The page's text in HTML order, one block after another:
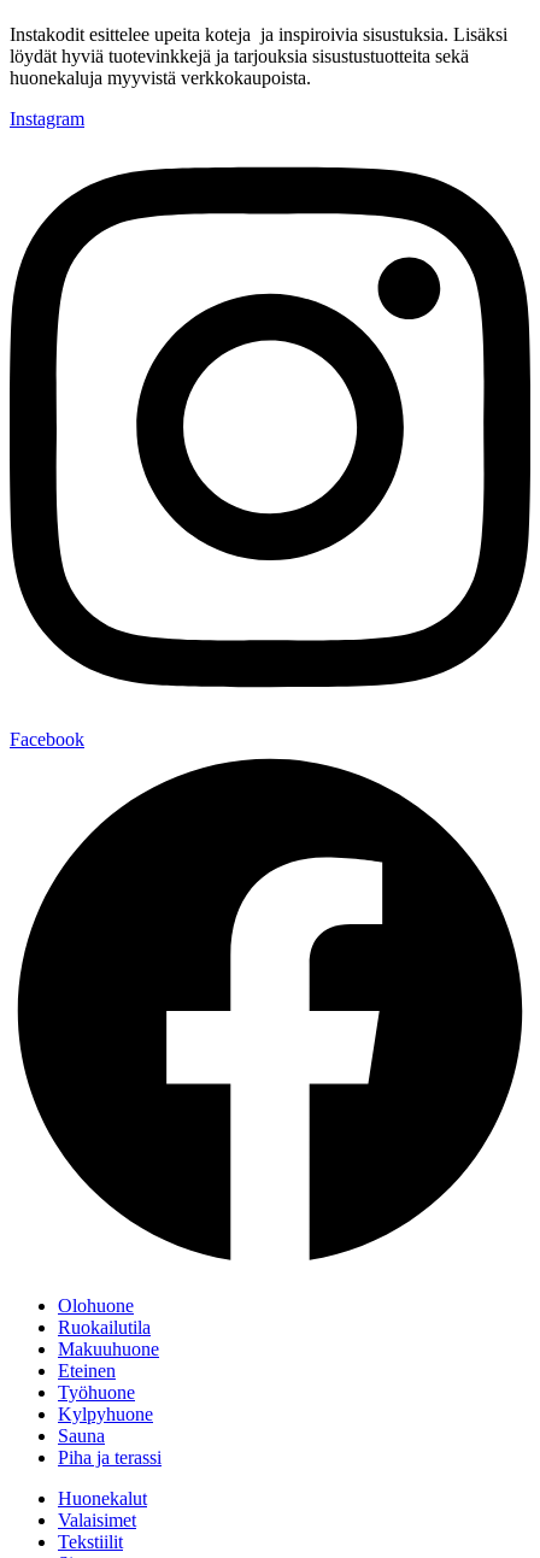
Instakodit esittelee upeita koteja ja inspiroivia sisustuksia. Lisäksi
löydät hyviä tuotevinkkejä ja tarjouksia sisustustuotteita sekä
huonekaluja myyvistä verkkokaupoista.
Instagram
Facebook
Olohuone
Ruokailutila
Makuuhuone
Eteinen
Työhuone
Kylpyhuone
Sauna
Piha ja terassi
Huonekalut
Valaisimet
Tekstiilit